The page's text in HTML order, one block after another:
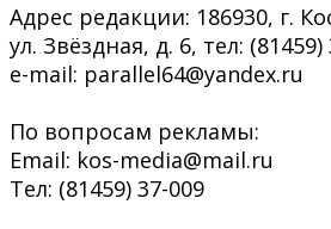
Адрес редакции: 186930, г.
ул. Звёздная, д. 6, тел: (81459)
e-mail: parallel64@yandex.ru
По вопросам рекламы:
Email: kos-media@mail.ru
Тел: (81459) 37-009